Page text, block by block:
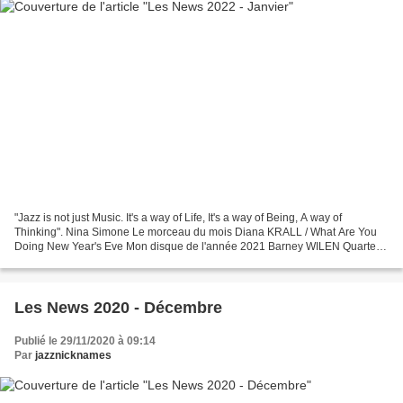
"Jazz is not just Music. It's a way of Life, It's a way of Being, A way of
Thinking". Nina Simone Le morceau du mois Diana KRALL / What Are You
Doing New Year's Eve Mon disque de l'année 2021 Barney WILEN Quartet /
Les News 2020 - Décembre
Publié le 29/11/2020 à 09:14
Par jazznicknames